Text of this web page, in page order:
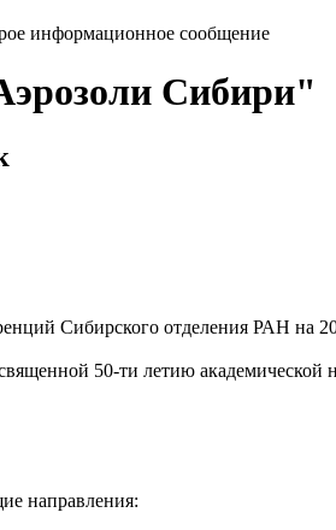
информационное сообщение
Сибири"
Сибирского отделения РАН
50-ти летию
направления: